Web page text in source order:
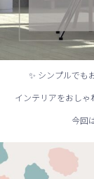
✨ シンプルでも
インテリアをおしゃ
今回
☔ 雨の日で